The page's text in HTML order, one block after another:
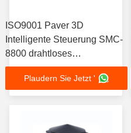
ISO9001 Paver 3D
Intelligente Steuerung SMC-
8800 drahtloses
Fahrzeugnivellierungssystem
Plaudern Sie Jetzt '